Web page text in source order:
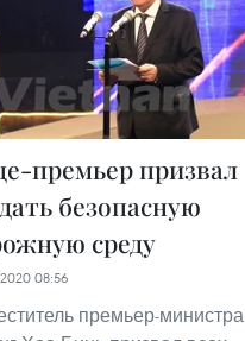
премьер призвал
безопасную
среду
08:56
премьер-министра